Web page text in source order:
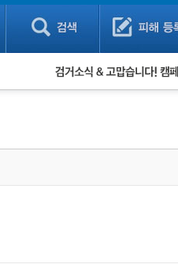
검거 소식